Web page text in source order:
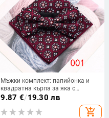
Мъжки комплект: папийонка и
квадратна кърпа за яка с
флорален принт – жакардова
9.87 €/19.30 лв
add_shopping_cart